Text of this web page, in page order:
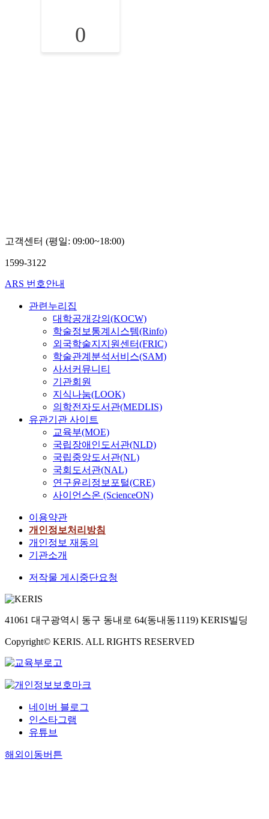
0
고객센터 (평일: 09:00~18:00)
1599-3122
ARS 번호안내
관련누리집
대학공개강의(KOCW)
학술정보통계시스템(Rinfo)
외국학술지지원센터(FRIC)
학술관계분석서비스(SAM)
사서커뮤니티
기관회원
지식나눔(LOOK)
의학전자도서관(MEDLIS)
유관기관 사이트
교육부(MOE)
국립장애인도서관(NLD)
국립중앙도서관(NL)
국회도서관(NAL)
연구윤리정보포털(CRE)
사이언스온 (ScienceON)
이용약관
개인정보처리방침
개인정보 재동의
기관소개
저작물 게시중단요청
41061 대구광역시 동구 동내로 64(동내동1119) KERIS빌딩
Copyright© KERIS. ALL RIGHTS RESERVED
네이버 블로그
인스타그램
유튜브
해외이동버튼